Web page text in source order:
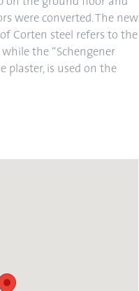
were converted. The new
Corten steel refers to the
the “Schengener
plaster, is used on the